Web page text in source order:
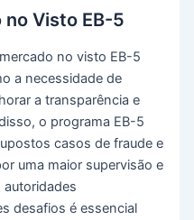
Visto EB-5
no visto EB-5
a necessidade de
a transparência e
o programa EB-5
casos de fraude e
uma maior supervisão e
autoridades
desafios é essencial